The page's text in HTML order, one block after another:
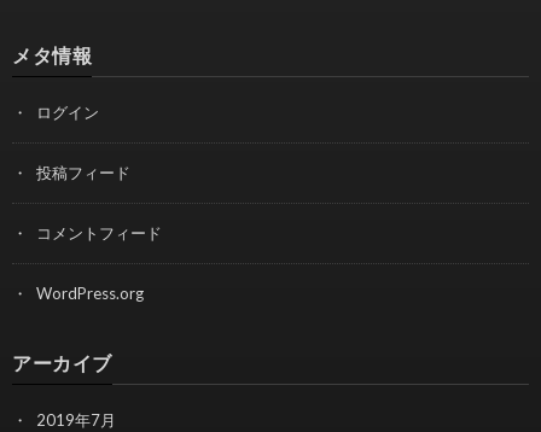
メタ情報
ログイン
投稿フィード
コメントフィード
WordPress.org
アーカイブ
2019年7月